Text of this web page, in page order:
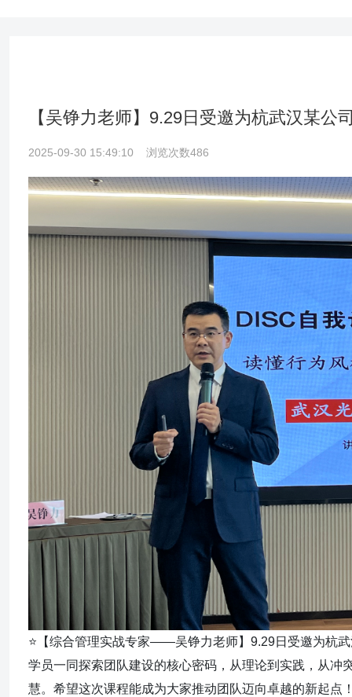
【吴铮力老师】9.29日受邀为杭武汉某
2025-09-30 15:49:10 浏览次数486
⭐【综合管理实战专家——吴铮力老师】9.29日受邀为杭
学员一同探索团队建设的核心密码，从理论到实践，从
慧。希望这次课程能成为大家推动团队迈向卓越的新起点